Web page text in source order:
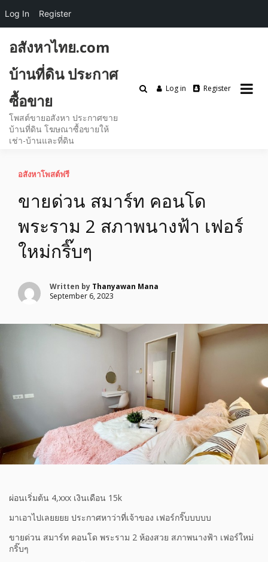
content
อสังหาไทย.com
บ้านที่ดิน ประกาศ
ซื้อขาย
โพสต์ขายอสังหา ประกาศขาย
บ้านที่ดิน โฆษณาซื้อขายให้
เช่า-บ้านและที่ดิน
Log in Register
อสังหาโพสต์ฟรี
ขายด่วน สมาร์ท คอนโด
พระราม 2 สภาพนางฟ้า เฟอร์
ใหม่กริ๊บๆ
Written by Thanyawan Mana
September 6, 2023
ผ่อนเริ่มต้น 4,xxx เงินเดือน 15k
มาเอาไปเลยยยย ประกาศหาว่าที่เจ้าของ เฟอร์กริ๊บบบบบ
ขายด่วน สมาร์ท คอนโด พระราม 2 ห้องสวย สภาพนางฟ้า เฟอร์ใหม่
กริ๊บๆ
Log In Register